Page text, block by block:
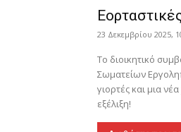
23 Δεκεμβρίου 2025,
Το διοικητικό
Σωματείων
γιορτές και μια
εξέλιξη!